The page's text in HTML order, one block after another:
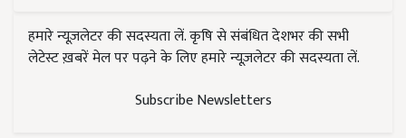
हमारे न्यूज़लेटर की सदस्यता लें. कृषि से संबंधित देशभर की सभी
लेटेस्ट ख़बरें मेल पर पढ़ने के लिए हमारे न्यूज़लेटर की सदस्यता लें.
Subscribe Newsletters